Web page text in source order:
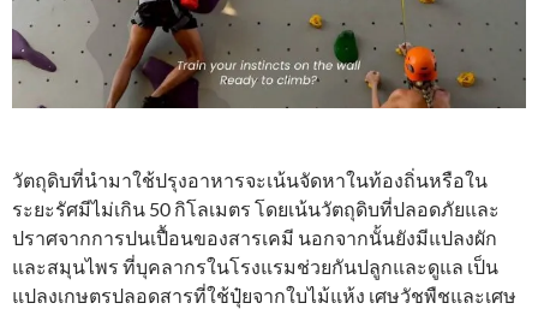
วัตถุดิบที่นำมาใช้ปรุงอาหารจะเน้นจัดหาในท้องถิ่นหรือใน
ระยะรัศมีไม่เกิน 50 กิโลเมตร โดยเน้นวัตถุดิบที่ปลอดภัยและ
ปราศจากการปนเปื้อนของสารเคมี นอกจากนั้นยังมีแปลงผัก
และสมุนไพร ที่บุคลากรในโรงแรมช่วยกันปลูกและดูแล เป็น
แปลงเกษตรปลอดสารที่ใช้ปุ๋ยจากใบไม้แห้ง เศษวัชพืชและเศษ